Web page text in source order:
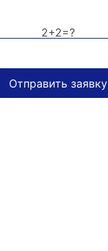
2+2=?
Отправить заявку